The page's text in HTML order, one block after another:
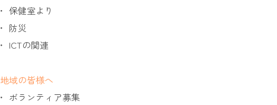
保健室より
防災
ICTの関連
地域の皆様へ
ボランティア募集